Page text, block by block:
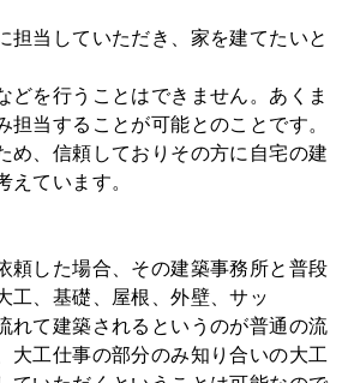
担当していただき、家を建てたいと
どを行うことはできません。あくま
当することが可能とのことです。
め、信頼しておりその方に自宅の建
ています。
頼した場合、その建築事務所と普段
工、基礎、屋根、外壁、サッ
れて建築されるというのが普通の流
大工仕事の部分のみ知り合いの大工